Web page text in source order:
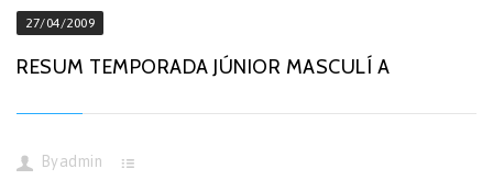
27/04/2009
RESUM TEMPORADA JÚNIOR MASCULÍ A
Byadmin